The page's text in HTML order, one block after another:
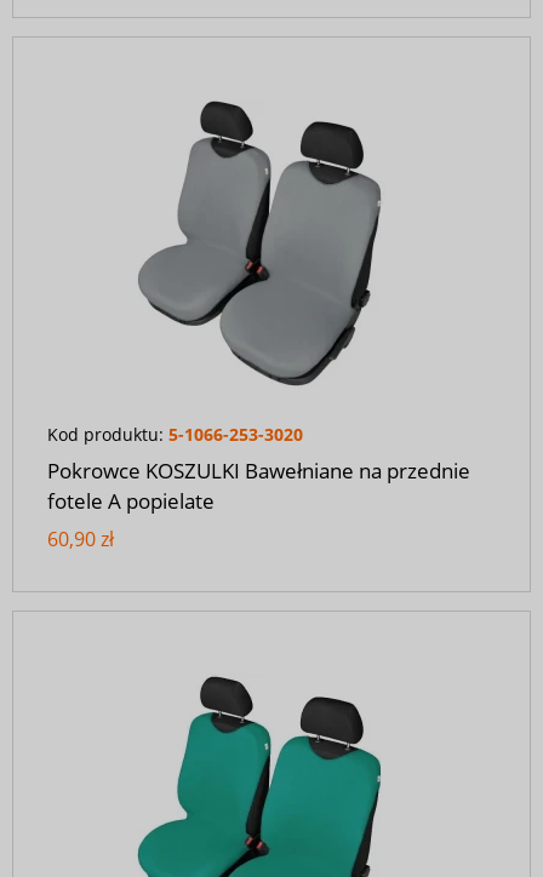
Kod produktu: 5-1066-253-3020
Pokrowce KOSZULKI Bawełniane na przednie
fotele A popielate
60,90 zł